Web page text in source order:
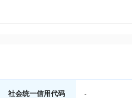
社会统一信用代码 -